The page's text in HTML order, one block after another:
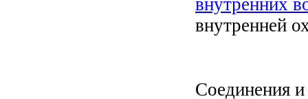
внутренних
внутренней
Соединения